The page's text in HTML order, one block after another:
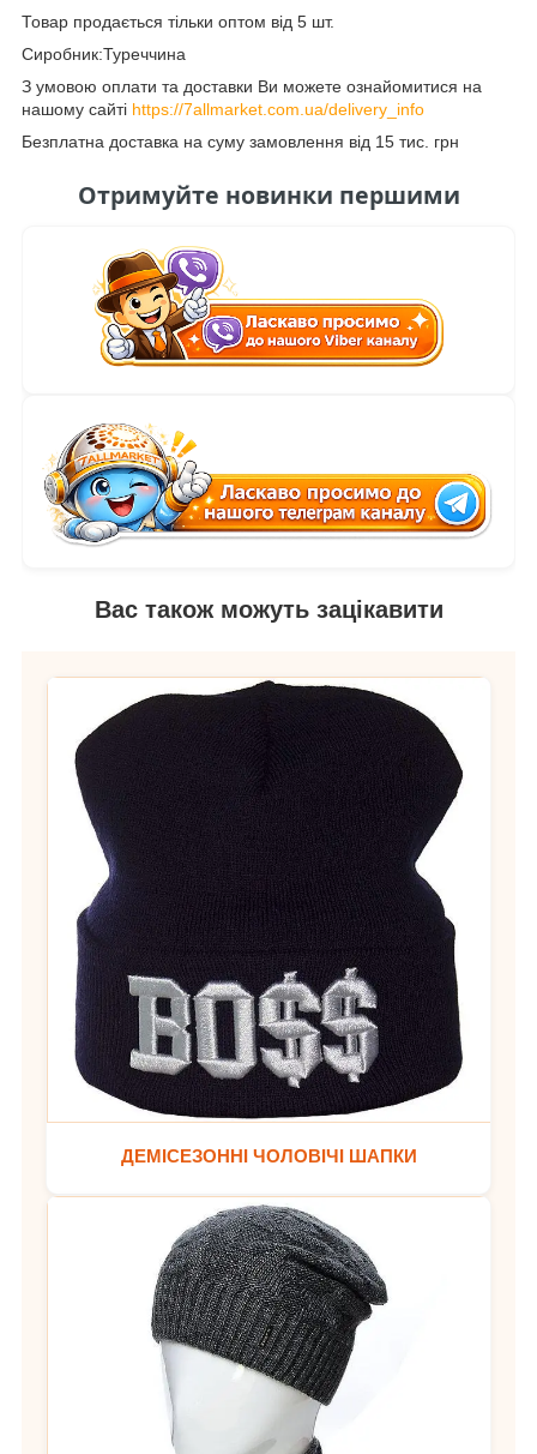
Товар продається тільки оптом від 5 шт.
Сиробник:Туреччина
З умовою оплати та доставки Ви можете ознайомитися на
нашому сайті https://7allmarket.com.ua/delivery_info
Безплатна доставка на суму замовлення від 15 тис. грн
Отримуйте новинки першими
Вас також можуть зацікавити
ДЕМІСЕЗОННІ ЧОЛОВІЧІ ШАПКИ